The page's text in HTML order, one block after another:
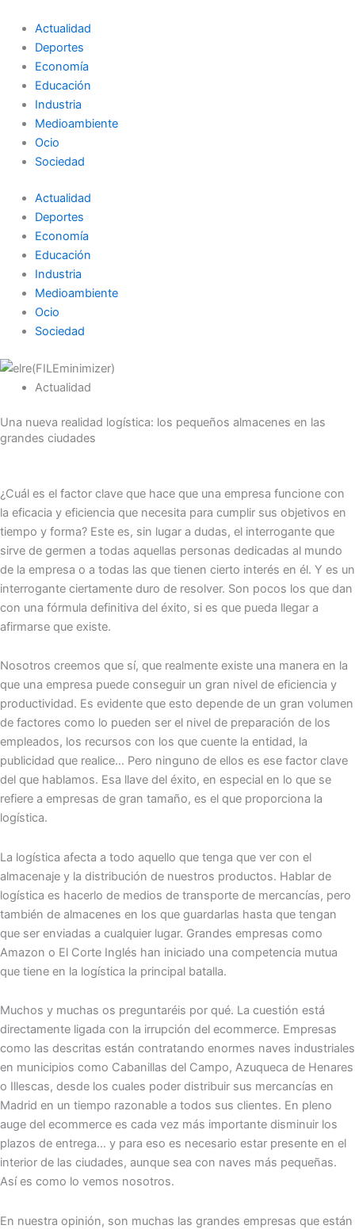
contenido
Actualidad
Deportes
Economía
Educación
Industria
Medioambiente
Ocio
Sociedad
Actualidad
Deportes
Economía
Educación
Industria
Medioambiente
Ocio
Sociedad
Actualidad
Una nueva realidad logística: los pequeños almacenes en las
grandes ciudades
¿Cuál es el factor clave que hace que una empresa funcione con
la eficacia y eficiencia que necesita para cumplir sus objetivos en
tiempo y forma? Este es, sin lugar a dudas, el interrogante que
sirve de germen a todas aquellas personas dedicadas al mundo
de la empresa o a todas las que tienen cierto interés en él. Y es un
interrogante ciertamente duro de resolver. Son pocos los que dan
con una fórmula definitiva del éxito, si es que pueda llegar a
afirmarse que existe.
Nosotros creemos que sí, que realmente existe una manera en la
que una empresa puede conseguir un gran nivel de eficiencia y
productividad. Es evidente que esto depende de un gran volumen
de factores como lo pueden ser el nivel de preparación de los
empleados, los recursos con los que cuente la entidad, la
publicidad que realice… Pero ninguno de ellos es ese factor clave
del que hablamos. Esa llave del éxito, en especial en lo que se
refiere a empresas de gran tamaño, es el que proporciona la
logística.
La logística afecta a todo aquello que tenga que ver con el
almacenaje y la distribución de nuestros productos. Hablar de
logística es hacerlo de medios de transporte de mercancías, pero
también de almacenes en los que guardarlas hasta que tengan
que ser enviadas a cualquier lugar. Grandes empresas como
Amazon o El Corte Inglés han iniciado una competencia mutua
que tiene en la logística la principal batalla.
Muchos y muchas os preguntaréis por qué. La cuestión está
directamente ligada con la irrupción del ecommerce. Empresas
como las descritas están contratando enormes naves industriales
en municipios como Cabanillas del Campo, Azuqueca de Henares
o Illescas, desde los cuales poder distribuir sus mercancías en
Madrid en un tiempo razonable a todos sus clientes. En pleno
auge del ecommerce es cada vez más importante disminuir los
plazos de entrega… y para eso es necesario estar presente en el
interior de las ciudades, aunque sea con naves más pequeñas.
Así es como lo vemos nosotros.
En nuestra opinión, son muchas las grandes empresas que están